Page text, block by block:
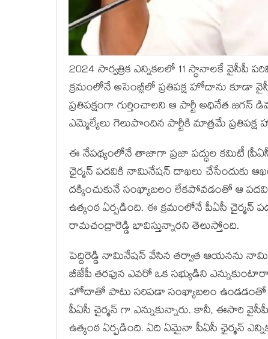
2024 సార్వత్రిక ఎన్నికలలో 11 స్థానాలకే
క్రమంలోనే అసెంబ్లీలో ప్రతిపక్ష హోదాను కూడా
ప్రతిపక్షంగా గుర్తించాలని ఆ పార్టీ అధినేత జగన్
ఎమ్మెల్యేలు గెలుపొందిన పార్టీకి మాత్రమే
ఈ నేపథ్యంలోనే తాజాగా ప్రజా పద్ధుల కమిటీ
ఛైర్మన్ పదవికి నామినేషన్ దాఖలు చేసేందుకు
దక్కించుకునే సంఖ్యాబలం లేకపోవడంతో ఆ
ఉత్కంఠ ఏర్పడింది. ఈ క్రమంలోనే పీఏసీ
రామచంద్రారెడ్డి భావిస్తున్నారని తెలుస్తోంది.
పెద్దిరెడ్డి నామినేషన్ వేసిన తర్వాత ఆయనను
బీజేపీ తరఫున ఎవరో ఒక సభ్యుడిని
హోదాతో పాటు సరిపడా సంఖ్యాబలం ఉండడంతో
పీఏసీ చైర్మన్ గా ఎన్నుకున్నారు. కానీ, ఈసారి
ఉత్కంఠ ఏర్పడింది. ఏది ఏమైనా పీఏసీ ఛైర్మన్